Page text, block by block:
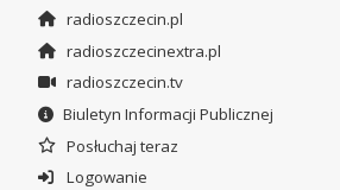
radioszczecin.pl
radioszczecinextra.pl
radioszczecin.tv
Biuletyn Informacji Publicznej
Posłuchaj teraz
Logowanie